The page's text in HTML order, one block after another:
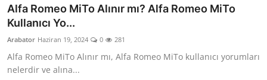
Alfa Romeo MiTo Alınır mı? Alfa Romeo MiTo
Kullanıcı Yo...
Arabator Haziran 19, 2024 0 281
Alfa Romeo MiTo Alınır mı, Alfa Romeo MiTo kullanıcı yorumları
nelerdir ve alına...